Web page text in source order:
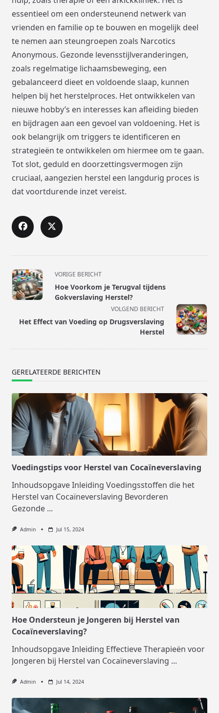
essentieel om een ondersteunend netwerk van
vrienden en familie op te bouwen en mogelijk deel
te nemen aan steungroepen zoals Narcotics
Anonymous. Gezonde levensstijlveranderingen,
zoals regelmatige lichaamsbeweging, een
gebalanceerd dieet en voldoende slaap, kunnen
helpen bij het herstelproces. Het ontwikkelen van
nieuwe hobby’s en interesses kan afleiding bieden
en bijdragen aan een gevoel van voldoening. Het is
ook belangrijk om triggers te identificeren en
strategieën te ontwikkelen om hiermee om te gaan.
Tot slot, geduld en doorzettingsvermogen zijn
cruciaal, aangezien herstel een langdurig proces is
dat voortdurende inzet vereist.
<span
class="nav-
subtitle
reader-
VORIGE BERICHT
Hoe Voorkom je Terugval tijdens
Gokverslaving Herstel?
VOLGEND BERICHT
Het Effect van Voeding op Drugsverslaving
Herstel
GERELATEERDE BERICHTEN
Voedingstips voor Herstel van Cocaïneverslaving
Inhoudsopgave Inleiding Voedingsstoffen die het
Herstel van Cocaïneverslaving Bevorderen
Gezonde ...
Admin Jul 15, 2024
Hoe Ondersteun je Jongeren bij Herstel van
Cocaïneverslaving?
Inhoudsopgave Inleiding Effectieve Therapieën voor
Jongeren bij Herstel van Cocaïneverslaving ...
Admin Jul 14, 2024